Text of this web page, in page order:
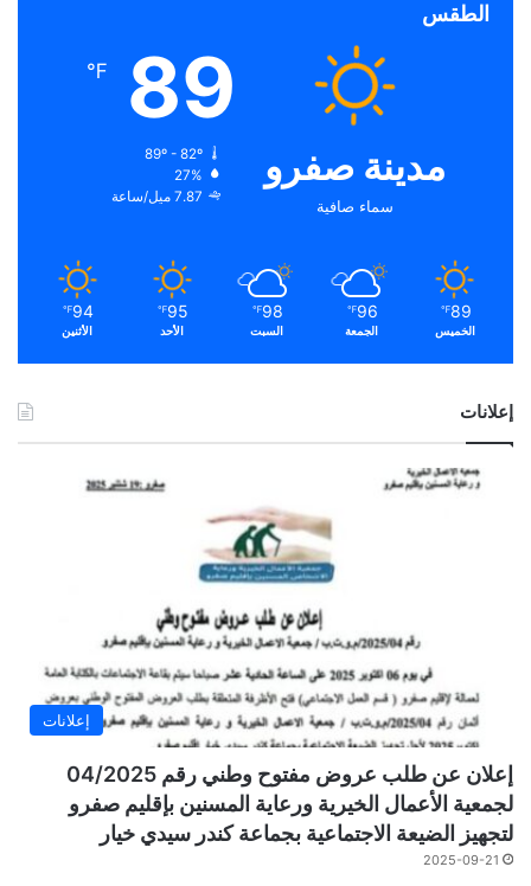
الطقس
مدينة صفرو
سماء صافية
89
℉
89º - 82º
27%
7.87 ميل/ساعة
89
℉
الخميس
96
℉
الجمعة
98
℉
السبت
95
℉
الأحد
94
℉
الأثنين
إعلانات
إعلانات
إعلان عن طلب عروض مفتوح وطني رقم 04/2025
لجمعية الأعمال الخيرية ورعاية المسنين بإقليم صفرو
لتجهيز الضيعة الاجتماعية بجماعة كندر سيدي خيار
2025-09-21